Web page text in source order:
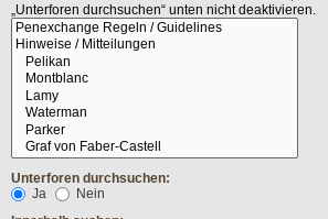
„Unterforen durchsuchen“ unten nicht deaktivieren.
Unterforen durchsuchen:
Ja
Nein